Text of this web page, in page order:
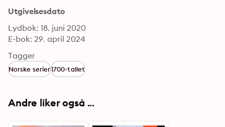
Utgivelsesdato
Lydbok: 18. juni 2020
E-bok: 29. april 2024
Tagger
Norske serier1700-tallet
Andre liker også ...